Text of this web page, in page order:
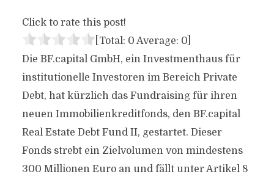
Click to rate this post!
[Total: 0 Average: 0]
Die BF.capital GmbH, ein Investmenthaus für
institutionelle Investoren im Bereich Private
Debt, hat kürzlich das Fundraising für ihren
neuen Immobilienkreditfonds, den BF.capital
Real Estate Debt Fund II, gestartet. Dieser
Fonds strebt ein Zielvolumen von mindestens
300 Millionen Euro an und fällt unter Artikel 8